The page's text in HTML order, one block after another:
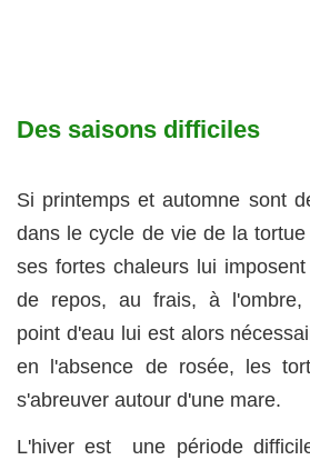
Des saisons difficiles
Si printemps et automne sont
dans le cycle de vie de la
ses fortes chaleurs lui
de repos, au frais, à l'ombre,
point d'eau lui est alors
en l'absence de rosée, les
s'abreuver autour d'une mare.
L'hiver est une période